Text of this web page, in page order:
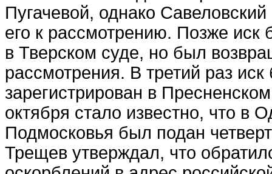
Пугачевой, однако
его к рассмотрению. Позже иск
в Тверском суде, но был
рассмотрения. В третий раз
зарегистрирован в
октября стало известно, что в
Подмосковья был подан
Трещев утверждал, что